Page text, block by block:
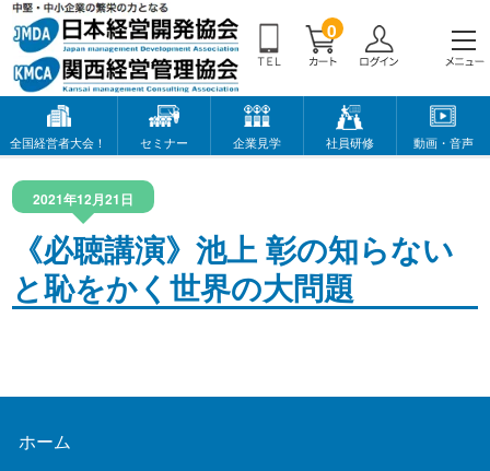
0
全国経営者大会！ セミナー 企業見学 社員研修 動画・音声
2021年12月21日
《必聴講演》池上 彰の知らない
と恥をかく世界の大問題
ホーム